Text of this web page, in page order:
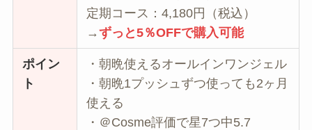
定期コース：4,180円（税込）
→ずっと5％OFFで購入可能
ポイン
ト
・朝晩使えるオールインワンジェル
・朝晩1プッシュずつ使っても2ヶ月
使える
・＠Cosme評価で星7つ中5.7